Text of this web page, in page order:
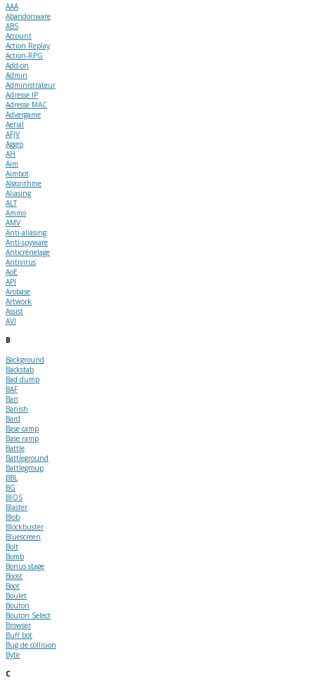
AAA
Abandonware
ABS
Account
Action Replay
Action-RPG
Add-on
Admin
Administrateur
Adresse IP
Adresse MAC
Advergame
Aerial
AFJV
Aggro
AH
Aim
Aimbot
Algorithme
Aliasing
ALT
Ammo
AMV
Anti-aliasing
Anti-spyware
Anticrénelage
Antivirus
AoE
API
Arobase
Artwork
Assist
AVI
B
Background
Backstab
Bad dump
BAF
Ban
Banish
Bard
Base camp
Base ramp
Battle
Battleground
Battlegroup
BBL
BG
BIOS
Blaster
Blob
Blockbuster
Bluescreen
Bolt
Bomb
Bonus stage
Boost
Boot
Boulet
Bouton
Bouton Select
Browser
Buff bot
Bug de collision
Byte
C